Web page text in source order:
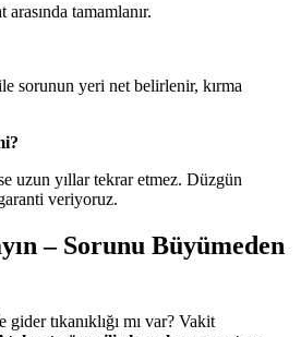
tamamlanır.
sorunun yeri net belirlenir, kırma
uzun yıllar tekrar etmez. Düzgün
veriyoruz.
– Sorunu Büyümeden
tıkanıklığı mı var? Vakit